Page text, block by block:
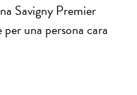
Savigny Premier
una persona cara